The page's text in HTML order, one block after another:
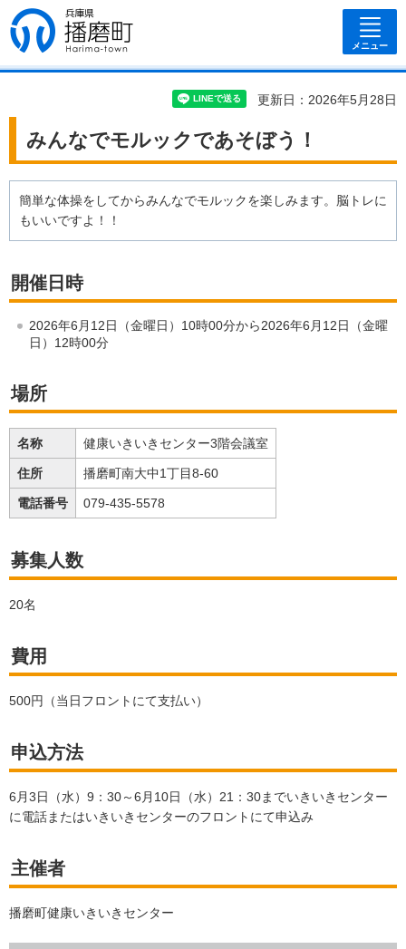
兵庫県 播磨
町
メニュー
更新日：2026年5月28日
みんなでモルックであそぼう！
簡単な体操をしてからみんなでモルックを楽しみます。脳トレに
もいいですよ！！
開催日時
2026年6月12日（金曜日）10時00分から2026年6月12日（金曜
日）12時00分
場所
名称 健康いきいきセンター3階会議室
住所 播磨町南大中1丁目8-60
電話番号 079-435-5578
募集人数
20名
費用
500円（当日フロントにて支払い）
申込方法
6月3日（水）9：30～6月10日（水）21：30までいきいきセンター
に電話またはいきいきセンターのフロントにて申込み
主催者
播磨町健康いきいきセンター